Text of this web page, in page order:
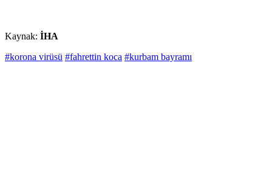
Kaynak: İHA
#korona virüsü #fahrettin koca #kurbam bayramı